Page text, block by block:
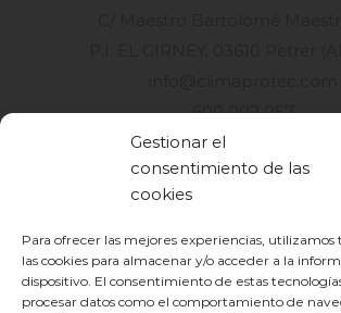
Gestionar el
consentimiento de las
cookies
Para ofrecer las mejores experiencias, utilizamos
las cookies para almacenar y/o acceder a la
dispositivo. El consentimiento de estas
procesar datos como el comportamiento de
600 002 057
AVISO LEGAL
TÉRMINOS Y
POLÍTICA DE COOKIES